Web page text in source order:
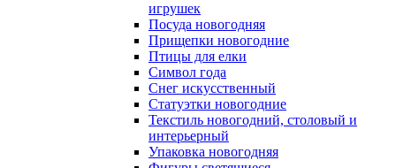
игрушек
Посуда новогодняя
Прищепки новогодние
Птицы для елки
Символ года
Снег искусственный
Статуэтки новогодние
Текстиль новогодний, столовый и
интерьерный
Упаковка новогодняя